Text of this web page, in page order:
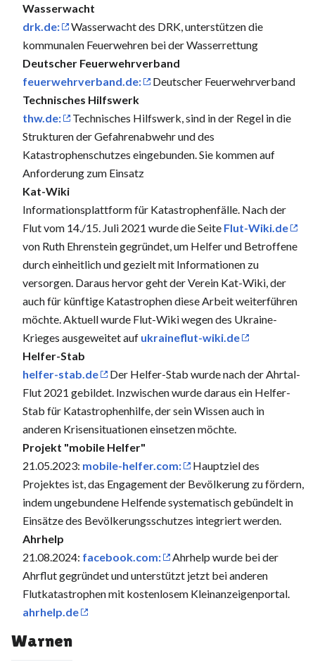
Wasserwacht
drk.de:
Wasserwacht des DRK, unterstützen die
kommunalen Feuerwehren bei der Wasserrettung
Deutscher Feuerwehrverband
feuerwehrverband.de:
Deutscher Feuerwehrverband
Technisches Hilfswerk
thw.de:
Technisches Hilfswerk, sind in der Regel in die
Strukturen der Gefahrenabwehr und des
Katastrophenschutzes eingebunden. Sie kommen auf
Anforderung zum Einsatz
Kat-Wiki
Informationsplattform für Katastrophenfälle. Nach der
Flut vom 14./15. Juli 2021 wurde die Seite Flut-Wiki.de
von Ruth Ehrenstein gegründet, um Helfer und Betroffene
durch einheitlich und gezielt mit Informationen zu
versorgen. Daraus hervor geht der Verein Kat-Wiki, der
auch für künftige Katastrophen diese Arbeit weiterführen
möchte. Aktuell wurde Flut-Wiki wegen des Ukraine-
Krieges ausgeweitet auf ukraineflut-wiki.de
Helfer-Stab
helfer-stab.de
Der Helfer-Stab wurde nach der Ahrtal-
Flut 2021 gebildet. Inzwischen wurde daraus ein Helfer-
Stab für Katastrophenhilfe, der sein Wissen auch in
anderen Krisensituationen einsetzen möchte.
Projekt "mobile Helfer"
21.05.2023: mobile-helfer.com:
Hauptziel des
Projektes ist, das Engagement der Bevölkerung zu fördern,
indem ungebundene Helfende systematisch gebündelt in
Einsätze des Bevölkerungsschutzes integriert werden.
Ahrhelp
21.08.2024: facebook.com:
Ahrhelp wurde bei der
Ahrflut gegründet und unterstützt jetzt bei anderen
Flutkatastrophen mit kostenlosem Kleinanzeigenportal.
ahrhelp.de
Warnen